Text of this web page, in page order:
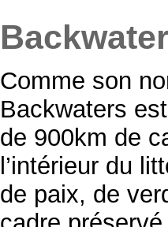
Comme son
Backwaters
de 900km de
l’intérieur du
de paix, de